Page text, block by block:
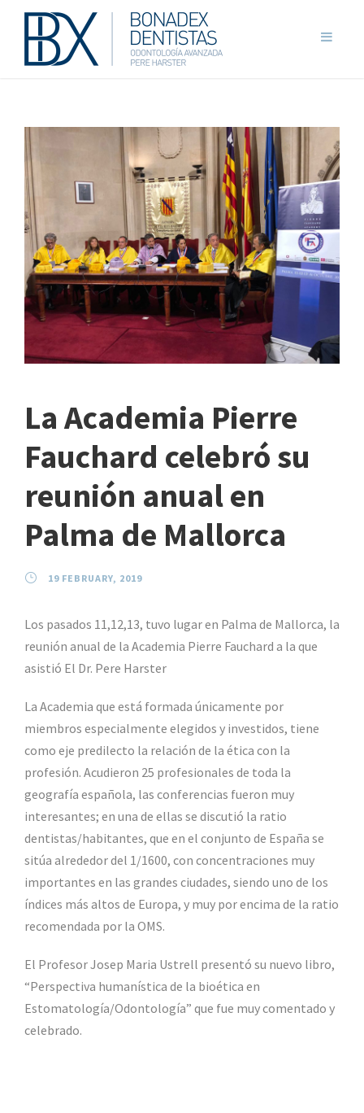
La Academia Pierre
Fauchard celebró su
reunión anual en
Palma de Mallorca
19 FEBRUARY, 2019
Los pasados 11,12,13, tuvo lugar en Palma de Mallorca, la
reunión anual de la Academia Pierre Fauchard a la que
asistió El Dr. Pere Harster
La Academia que está formada únicamente por
miembros especialmente elegidos y investidos, tiene
como eje predilecto la relación de la ética con la
profesión. Acudieron 25 profesionales de toda la
geografía española, las conferencias fueron muy
interesantes; en una de ellas se discutió la ratio
dentistas/habitantes, que en el conjunto de España se
sitúa alrededor del 1/1600, con concentraciones muy
importantes en las grandes ciudades, siendo uno de los
índices más altos de Europa, y muy por encima de la ratio
recomendada por la OMS.
El Profesor Josep Maria Ustrell presentó su nuevo libro,
“Perspectiva humanística de la bioética en
Estomatología/Odontología” que fue muy comentado y
celebrado.